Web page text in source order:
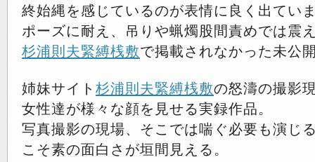
終始縄を感じているのが表情に良く出てい
ポーズに耐え、吊りや蝋燭股間責めでは震
杉浦則夫緊縛桟敷で掲載されなかった未公
姉妹サイト 杉浦則夫緊縛桟敷の怒濤の撮影
女性達が様々な顔を見せる実録作品。
写真撮影の現場、そこでは喘ぐ必要も演じ
こそ素の面白さが垣間見える。